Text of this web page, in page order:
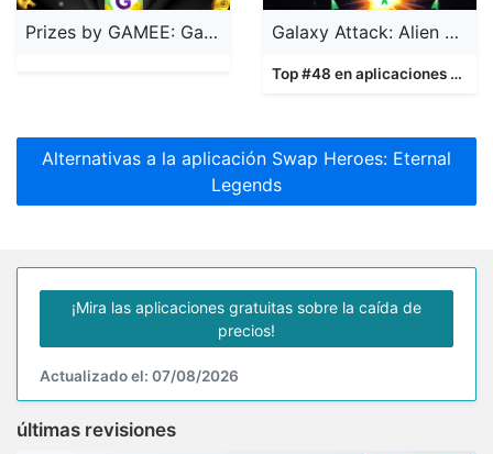
Prizes by GAMEE: Gana Premios Galaxy Attack: Alien Shooter
Top #48 en aplicaciones
Alternativas a la aplicación Swap Heroes: Eternal
Legends
¡Mira las aplicaciones gratuitas sobre la caída de
precios!
Actualizado el: 07/08/2026
últimas revisiones